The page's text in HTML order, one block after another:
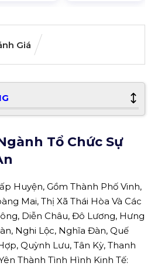
Giá
Tổ Chức Sự
Huyện, Gồm Thành Phố Vinh,
Mai, Thị Xã Thái Hòa Và Các
Diễn Châu, Đô Lương, Hưng
Nghi Lộc, Nghĩa Đàn, Quế
Quỳnh Lưu, Tân Kỳ, Thanh
Thành Tình Hình Kinh Tế: